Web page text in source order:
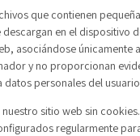
que contienen
en el dispositivo
asociándose únicamente
y no proporcionan
datos personales del
sitio web sin
regularmente